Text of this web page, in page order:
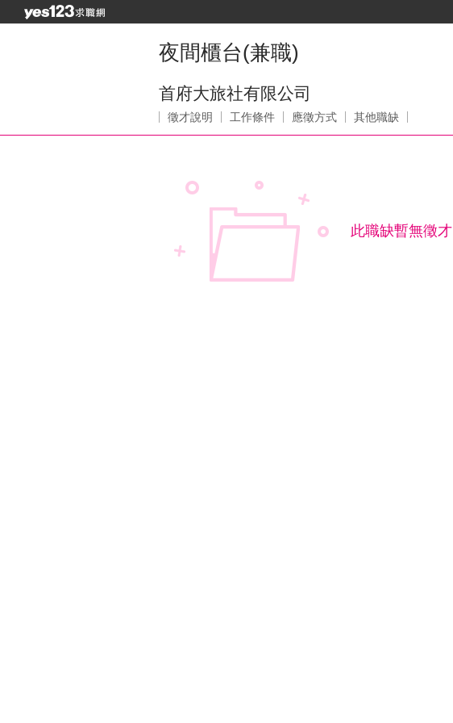
夜間櫃台(兼職)
首府大旅社有限公司
徵才說明 工作條件 應徵方式 其他職缺
此職缺暫無徵才